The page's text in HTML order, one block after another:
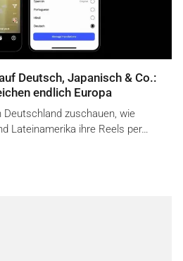
Deutsch, Japanisch & Co.:
endlich Europa
zuschauen, wie
Lateinamerika ihre Reels per…